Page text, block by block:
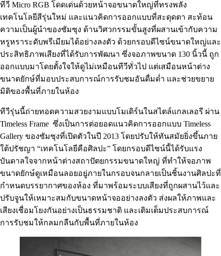
ทีวี Micro RGB โดดเด่นด้วยหน้าจอขนาดใหญ่ที่ทรงพลัง
เทคโนโลยีสีรุ่นใหม่ และแนวคิดการออกแบบที่สะดุดตา สะท้อน
ความเป็นผู้นำของซัมซุง ด้านวิศวกรรมขั้นสูงที่ผสานเข้ากับความ
หรูหราระดับพรีเมียมได้อย่างลงตัว ด้วยกรอบดีไซน์ขนาดใหญ่และ
ประสิทธิภาพเสียงที่ได้รับการพัฒนา ซึ่งจอภาพขนาด 130 นิ้วนี้ ถูก
ออกแบบมาโดยตั้งใจให้ดูไม่เหมือนทีวีทั่วไป แต่เสมือนหน้าต่าง
ขนาดยักษ์ที่มอบประสบการณ์การรับชมอันดื่มด่ำ และช่วยขยาย
มิติของพื้นที่ภายในห้อง
ทีวีรุ่นนี้ถ่ายทอดความสวยงามแบบโมเดิร์นในสไตล์แกลเลอรี ผ่าน
Timeless Frame ซึ่งเป็นการต่อยอดแนวคิดการออกแบบ Timeless
Gallery ของซัมซุงที่เปิดตัวในปี 2013 โดยปรับให้ทันสมัยยิ่งขึ้นภาย
ใต้ปรัชญา “เทคโนโลยีคือศิลปะ” โดยกรอบดีไซน์นี้ได้รับแรง
บันดาลใจจากหน้าต่างสถาปัตยกรรมขนาดใหญ่ ที่ทำให้จอภาพ
ขนาดยักษ์ดูเหมือนลอยอยู่ภายในกรอบจนกลายเป็นชิ้นงานศิลปะที่
กำหนดบรรยากาศของห้อง ที่มาพร้อมระบบเสียงที่ถูกผสานไว้และ
ปรับจูนให้เหมาะสมกับขนาดหน้าจออย่างลงตัว ส่งผลให้ภาพและ
เสียงเชื่อมโยงกันอย่างเป็นธรรมชาติ และเติมเต็มประสบการณ์
การรับชมให้กลมกลืนกับพื้นที่ภายในห้อง